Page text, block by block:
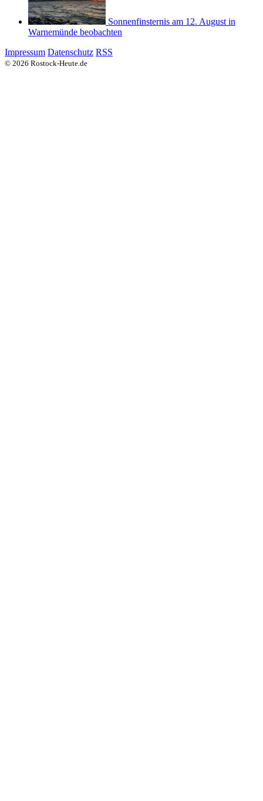
Sonnenfinsternis am 12. August in
Warnemünde beobachten
Impressum Datenschutz RSS
© 2026 Rostock-Heute.de